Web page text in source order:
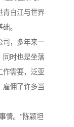
青白江与世界
。
司，多年来一
同时也是坐落
作需要，泛亚
雇佣了许多当
情。”陈颖坦